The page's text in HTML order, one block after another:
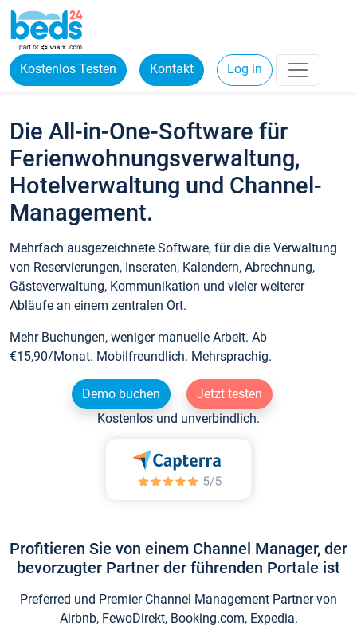
Kostenlos Testen Kontakt Log in
Die All-in-One-Software für
Ferienwohnungsverwaltung,
Hotelverwaltung und Channel-
Management.
Mehrfach ausgezeichnete Software, für die die Verwaltung
von Reservierungen, Inseraten, Kalendern, Abrechnung,
Gästeverwaltung, Kommunikation und vieler weiterer
Abläufe an einem zentralen Ort.
Mehr Buchungen, weniger manuelle Arbeit. Ab
€15,90/Monat. Mobilfreundlich. Mehrsprachig.
Demo buchen
Jetzt testen
Kostenlos und unverbindlich.
Profitieren Sie von einem Channel Manager, der
bevorzugter Partner der führenden Portale ist
Preferred und Premier Channel Management Partner von
Airbnb, FewoDirekt, Booking.com, Expedia.